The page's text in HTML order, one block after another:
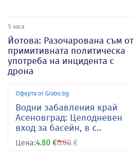
5 часа
Йотова: Разочарована съм от
примитивната политическа
употреба на инцидента с
дрона
Оферта от Grabo.bg
Водни забавления край
Асеновград: Целодневен
вход за басейн, в с..
Цена:4.80 €6.00 €